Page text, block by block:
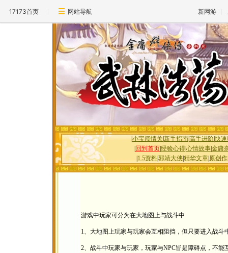
17173首页 网站导航 新网游
|小宝闯情关|新手指南|高手进阶|快
回到首页经验心得心情故事金庸
1.5资料|郭靖大侠|精华文章 原创
游戏中玩家可分为在大地图上与战斗中
1、大地图上玩家与玩家会互相阻挡，但只要进入战
2、战斗中玩家与玩家，玩家与NPC皆是障碍点，不能